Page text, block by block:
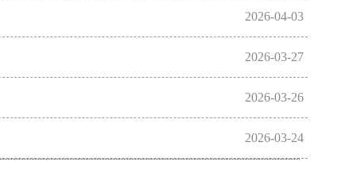
青团长沙理工大学委员会《关于开展长沙理工大学2025-
2026-04-03
秀毕业生”中择优推荐参评湖南省2026届优秀毕业生和创新
2026-03-27
要求，经各培养学院自主申报、研究生院审核，最终确
2026-03-26
大团组织和团员、团干部在科技创新、乡村振兴、绿色
2026-03-24